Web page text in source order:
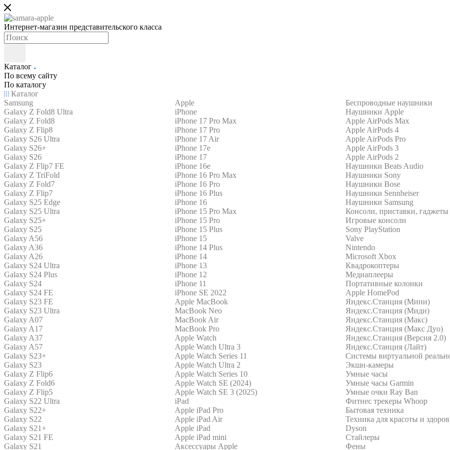
Интернет-магазин представительского класса
Каталог
По всему сайту
По каталогу
Каталог
Samsung
Galaxy Z Fold8 Ultra
Galaxy Z Fold8
Galaxy Z Flip8
Galaxy S26 Ultra
Galaxy S26+
Galaxy S26
Galaxy Z Flip7 FE
Galaxy Z TriFold
Galaxy Z Fold7
Galaxy Z Flip7
Galaxy S25 Edge
Galaxy S25 Ultra
Galaxy S25+
Galaxy S25
Galaxy A56
Galaxy A36
Galaxy A26
Galaxy S24 Ultra
Galaxy S24 Plus
Galaxy S24
Galaxy S24 FE
Galaxy S23 FE
Galaxy S23 Ultra
Galaxy A07
Galaxy A17
Galaxy A37
Galaxy A57
Galaxy S23+
Galaxy S23
Galaxy Z Flip6
Galaxy Z Fold6
Galaxy Z Flip5
Galaxy S22 Ultra
Galaxy S22+
Galaxy S22
Galaxy S21+
Galaxy S21 FE
Galaxy S21
Apple
iPhone
iPhone 17 Pro Max
iPhone 17 Pro
iPhone 17 Air
iPhone 17e
iPhone 17
iPhone 16e
iPhone 16 Pro Max
iPhone 16 Pro
iPhone 16 Plus
iPhone 16
iPhone 15 Pro Max
iPhone 15 Pro
iPhone 15 Plus
iPhone 15
iPhone 14 Plus
iPhone 14
iPhone 13
iPhone 12
iPhone 11
iPhone SE 2022
Apple MacBook
MacBook Neo
MacBook Air
MacBook Pro
Apple Watch
Apple Watch Ultra 3
Apple Watch Series 11
Apple Watch Ultra 2
Apple Watch Series 10
Apple Watch SE (2024)
Apple Watch SE 3 (2025)
iPad
Apple iPad Pro
Apple iPad Air
Apple iPad
Apple iPad mini
Аксессуары Apple
Беспроводные наушники
Наушники Apple
Apple AirPods Max
Apple AirPods 4
Apple AirPods Pro
Apple AirPods 3
Apple AirPods 2
Наушники Beats Audio
Наушники Sony
Наушники Bose
Наушники Sennheiser
Наушники Samsung
Консоли, приставки, гаджеты
Игровые консоли
Sony PlayStation
Valve
Nintendo
Microsoft Xbox
Квадрокоптеры
Медиаплееры
Портативные колонки
Apple HomePod
Яндекс.Станция (Мини)
Яндекс.Станция (Миди)
Яндекс.Станция (Макс)
Яндекс.Станция (Макс Дуо)
Яндекс.Станция (Версия 2.0)
Яндекс.Станция (Лайт)
Системы виртуальной
Экшн-камеры
Умные часы
Умные часы Garmin
Умные очки Ray Ban
Фитнес трекеры Whoop
Бытовая техника
Техника для красоты и
Dyson
Стайлеры
Фены